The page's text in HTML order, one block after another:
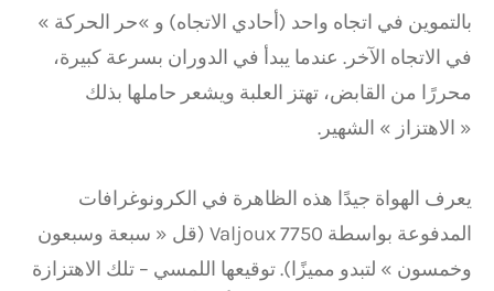
بالتموين في اتجاه واحد (أحادي الاتجاه) و »حر الحركة »
في الاتجاه الآخر. عندما يبدأ في الدوران بسرعة كبيرة،
محررًا من القابض، تهتز العلبة ويشعر حاملها بذلك
« الاهتزاز » الشهير.
يعرف الهواة جيدًا هذه الظاهرة في الكرونوغرافات
المدفوعة بواسطة Valjoux 7750 (قل « سبعة وسبعون
وخمسون » لتبدو مميزًا). توقيعها اللمسي – تلك الاهتزازة